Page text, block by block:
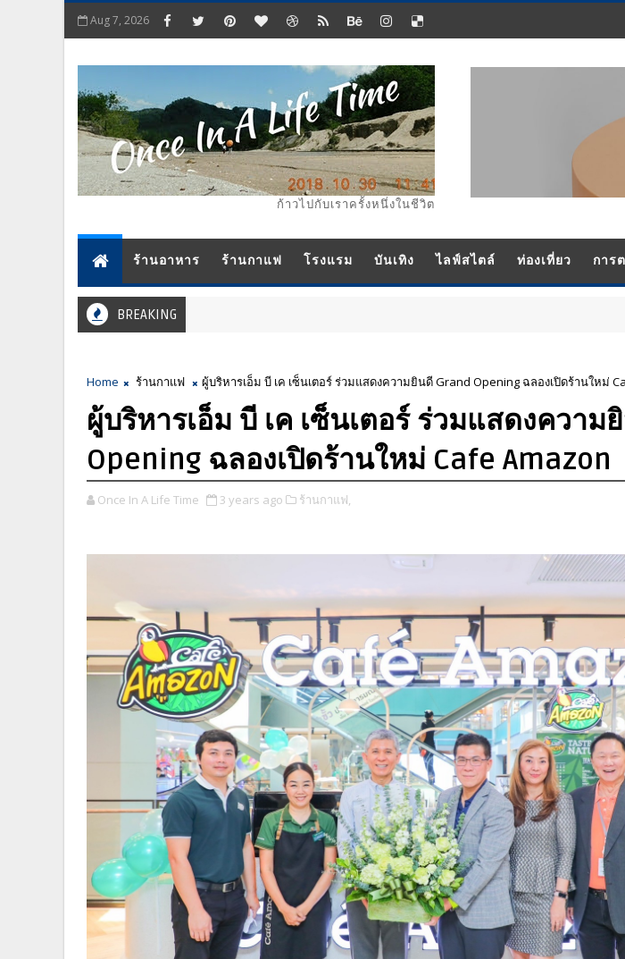
Aug 7, 2026
ก้าวไปกับเราครั้งหนึ่งในชีวิต
ร้านอาหาร ร้านกาแฟ โรงแรม บันเทิง ไลฟ์สไตล์ ท่องเที่ยว การ
BREAKING
Home ร้านกาแฟ ผู้บริหารเอ็ม บี เค เซ็นเตอร์ ร่วมแสดงความยินดี Grand Opening ฉลองเปิดร้านใหม่
ผู้บริหารเอ็ม บี เค เซ็นเตอร์ ร่วมแสดงความ
Opening ฉลองเปิดร้านใหม่ Cafe Amazon
Once In A Life Time 3 years ago ร้านกาแฟ,